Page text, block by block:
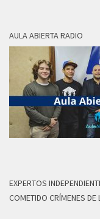
AULA ABIERTA RADIO
EXPERTOS
COMETIDO CRÍMENES DE